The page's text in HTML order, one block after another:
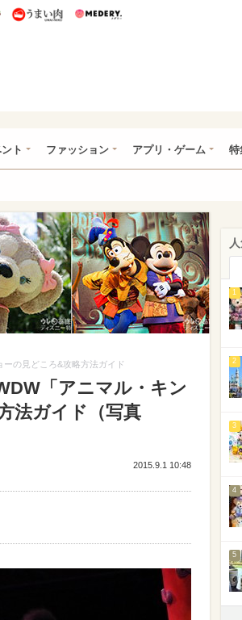
うまいパン うまい肉
ト ファッション アプリ・ゲーム 特
ーの見どころ&攻略方法ガイド
「アニマル・キン
法ガイド（写真
2015.9.1 10:48
1
2
3
4
5